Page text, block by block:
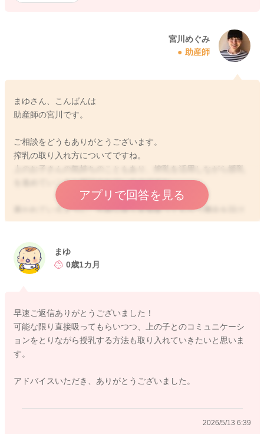
宮川めぐみ
助産師
まゆさん、こんばんは
助産師の宮川です。
ご相談をどうもありがとうございます。
搾乳の取り入れ方についてですね。
上のお子さんの気持ちのこともあり、搾乳を活用しながら授乳
を進めていこうと検討されているのですね。
書かれているように、可能な限り直接吸ってもらう機会を設け
ていかれるといいと思います。
泌が大きく減ってしまうことを防げるかと思います。
隣に座ってもらっている上のお子さんのことを撫でてもらった
り、お話をされたりすることも少しずつ試されてみるのはどう
かなとも思いました。
授乳はしているけれど、反対側のては止めて、お子さんに向き
んの気持ちも変わることはないかなと思いました。
ることも大変な時もあるかと思いましたので、少しずつ上のお
アプリで回答を見る
まゆ
0歳1カ月
早速ご返信ありがとうございました！
可能な限り直接吸ってもらいつつ、上の子とのコミュニケーシ
ョンをとりながら授乳する方法も取り入れていきたいと思いま
す。
アドバイスいただき、ありがとうございました。
2026/5/13 6:39